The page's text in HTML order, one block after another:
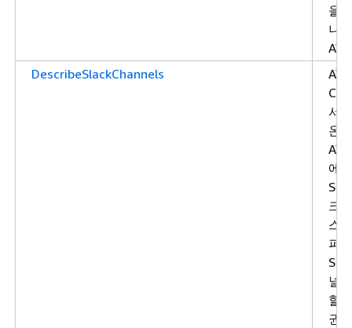
을
니
DescribeSlackChannels
서
온
에
크
스
퍼
널
할
권